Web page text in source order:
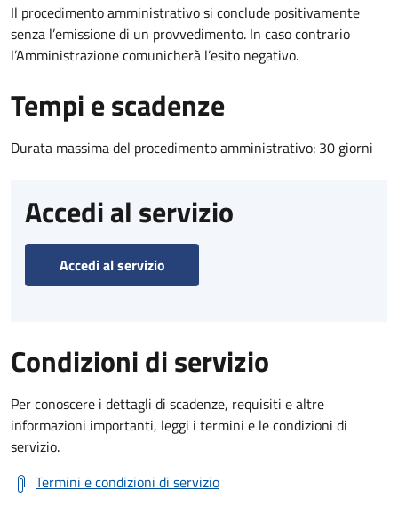
Il procedimento amministrativo si conclude positivamente
senza l’emissione di un provvedimento. In caso contrario
l’Amministrazione comunicherà l’esito negativo.
Tempi e scadenze
Durata massima del procedimento amministrativo: 30 giorni
Accedi al servizio
Accedi al servizio
Condizioni di servizio
Per conoscere i dettagli di scadenze, requisiti e altre
informazioni importanti, leggi i termini e le condizioni di
servizio.
Termini e condizioni di servizio